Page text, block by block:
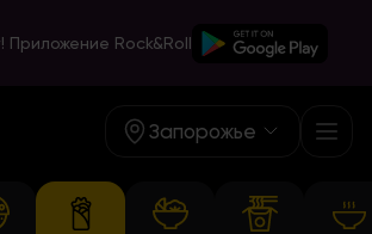
Приложение Rock&Roll
Запорожье